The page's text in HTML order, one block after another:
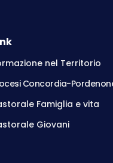
nel Territorio
Concordia-
Famiglia e vita
Giovani